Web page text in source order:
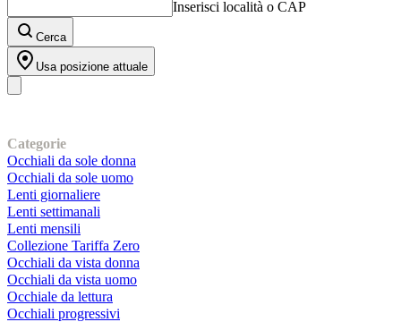
Inserisci località o CAP
Cerca
Usa posizione attuale
Categorie
Occhiali da sole donna
Occhiali da sole uomo
Lenti giornaliere
Lenti settimanali
Lenti mensili
Collezione Tariffa Zero
Occhiali da vista donna
Occhiali da vista uomo
Occhiale da lettura
Occhiali progressivi